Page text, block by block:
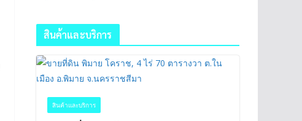
สินค้าและบริการ
สินค้าและบริการ